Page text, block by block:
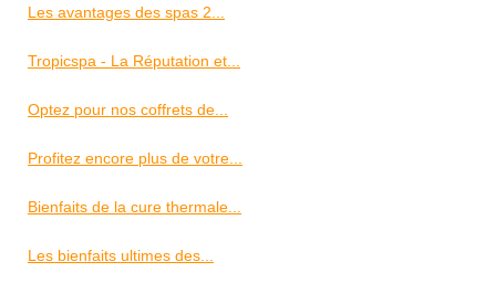
Les avantages des spas 2...
Tropicspa - La Réputation et...
Optez pour nos coffrets de...
Profitez encore plus de votre...
Bienfaits de la cure thermale...
Les bienfaits ultimes des...